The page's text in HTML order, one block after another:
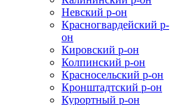
Невский р-он
Красногвардейский р-
он
Кировский р-он
Колпинский р-он
Красносельский р-он
Кронштадтский р-он
Курортный р-он